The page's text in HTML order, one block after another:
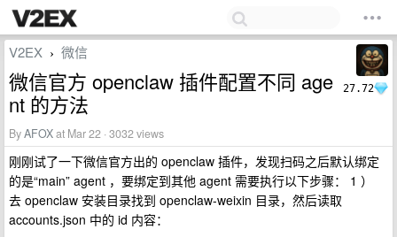
27.72
V2EX › 微信
微信官方 openclaw 插件配置不同 age
nt 的方法
ByAFOXat Mar 22 · 3032 views
刚刚试了一下微信官方出的 openclaw 插件，发现扫码之后默认绑定
的是“main” agent ，要绑定到其他 agent 需要执行以下步骤： 1 ）
去 openclaw 安装目录找到 openclaw-weixin 目录，然后读取
accounts.json 中的 id 内容：